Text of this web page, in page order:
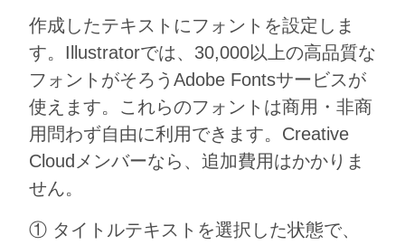
作成したテキストにフォントを設定しま
す。Illustratorでは、30,000以上の高品質な
フォントがそろうAdobe Fontsサービスが
使えます。これらのフォントは商用・非商
用問わず自由に利用できます。Creative
Cloudメンバーなら、追加費用はかかりま
せん。
① タイトルテキストを選択した状態で、